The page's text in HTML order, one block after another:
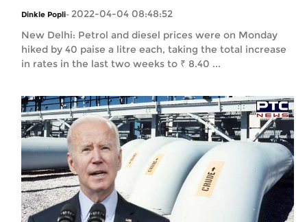
Dinkle Popli- 2022-04-04 08:48:52
New Delhi: Petrol and diesel prices were on Monday
hiked by 40 paise a litre each, taking the total increase
in rates in the last two weeks to ₹ 8.40 ...